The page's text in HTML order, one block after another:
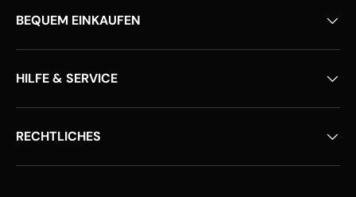
BEQUEM EINKAUFEN
HILFE & SERVICE
RECHTLICHES